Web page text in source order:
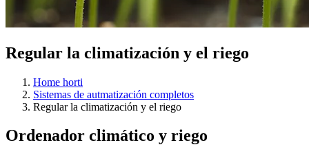
Regular la climatización y el riego
Home horti
Sistemas de autmatización completos
Regular la climatización y el riego
Ordenador climático y riego